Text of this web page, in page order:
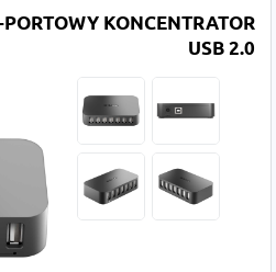
KONCENTRATOR
USB 2.0